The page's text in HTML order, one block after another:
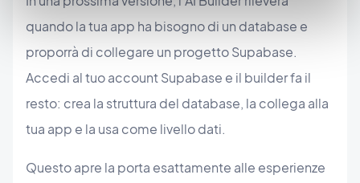
quando la tua app ha bisogno di un database e
proporrà di collegare un progetto Supabase.
Accedi al tuo account Supabase e il builder fa il
resto: crea la struttura del database, la collega alla
tua app e la usa come livello dati.
Questo apre la porta esattamente alle esperienze